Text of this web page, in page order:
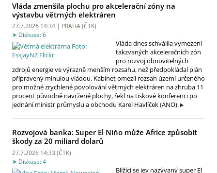
Vláda zmenšila plochu pro akcelerační zóny na
výstavbu větrných elektráren
27.7.2026 14:34 | PRAHA (ČTK)
Diskuse: 6
Vláda dnes schválila vymezení
takzvaných akceleračních zón
pro rozvoj obnovitelných
zdrojů energie ve výrazně menším rozsahu, než předpokládal plán
připravený minulou vládou. Kabinet omezil rozsah území určeného
pro možné zrychlené povolování větrných elektráren na zhruba 11
procent původně navržené plochy, řekl na tiskové konferenci po
jednání ministr průmyslu a obchodu Karel Havlíček (ANO).
Rozvojová banka: Super El Niňo může Africe způsobit
škody za 20 miliard dolarů
27.7.2026 14:33 (ČTK)
Diskuse: 4
Blížící se jev nazývaný super El